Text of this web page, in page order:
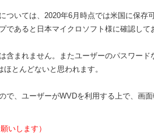
いては、2020年6月時点では米国に保存可
あると日本マイクロソフト様に確認して
まれません。またユーザーのパスワード
とんどないと思われます。
、ユーザーがWVDを利用する上で、画
いします）